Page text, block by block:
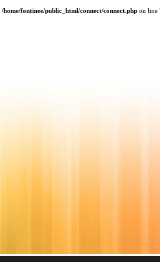
/home/fontinee/public_html/connect/connect.php on line